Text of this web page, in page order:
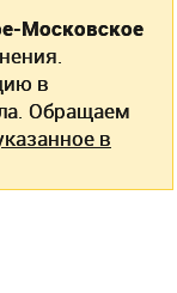
Московское
в
Обращаем
в